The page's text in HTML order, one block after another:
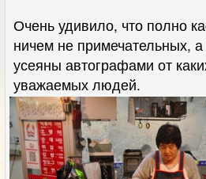
Очень удивило, что полно
ничем не примечательных,
усеяны автографами от
уважаемых людей.